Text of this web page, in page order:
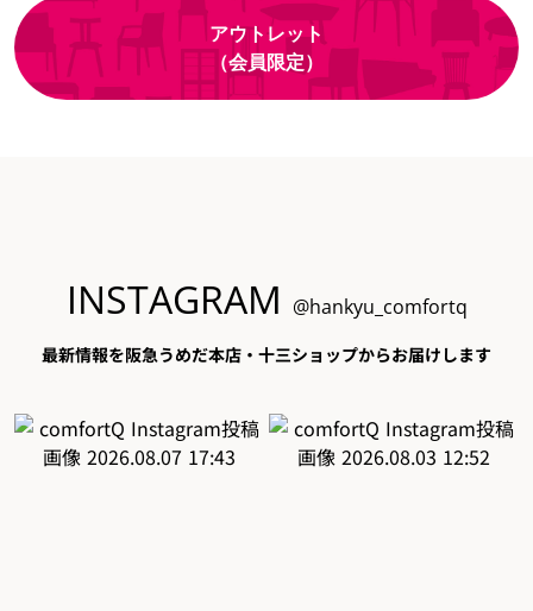
アウトレット
（会員限定）
INSTAGRAM @hankyu_comfortq
最新情報を阪急うめだ本店・十三ショップからお届けします